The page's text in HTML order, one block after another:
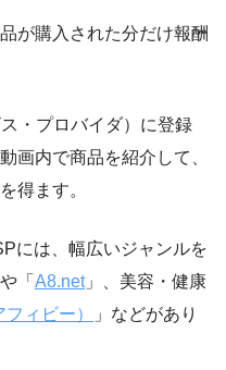
が購入された分だけ報酬
・プロバイダ）に登録
画内で商品を紹介して、
得ます。
には、幅広いジャンルを
「 A8.net」、美容・健康
ィビー）
」などがあり